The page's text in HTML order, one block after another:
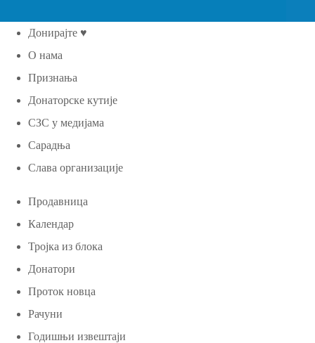
Донирајте ♥
О нама
Признања
Донаторске кутије
СЗС у медијама
Сарадња
Слава организације
Продавница
Календар
Тројка из блока
Донатори
Проток новца
Рачуни
Годишњи извештаји